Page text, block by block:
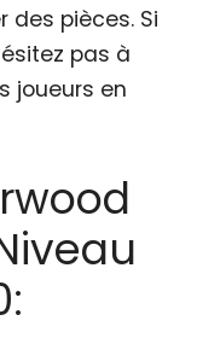
des pièces. Si
pas à
joueurs en